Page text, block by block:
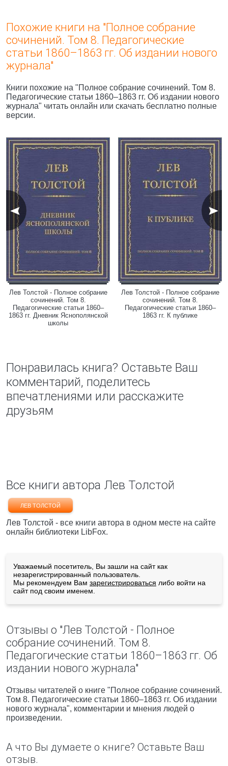
Похожие книги на "Полное собрание
сочинений. Том 8. Педагогические
статьи 1860–1863 гг. Об издании нового
журнала"
Книги похожие на "Полное собрание сочинений. Том 8.
Педагогические статьи 1860–1863 гг. Об издании нового
журнала" читать онлайн или скачать бесплатно полные
версии.
Лев Толстой - Полное собрание
сочинений. Том 8.
Педагогические статьи 1860–
1863 гг. Дневник Яснополянской
школы
Лев Толстой - Полное собрание
сочинений. Том 8.
Педагогические статьи 1860–
1863 гг. К публике
Понравилась книга? Оставьте Ваш
комментарий, поделитесь
впечатлениями или расскажите
друзьям
Все книги автора Лев Толстой
ЛЕВ ТОЛСТОЙ
Лев Толстой - все книги автора в одном месте на сайте
онлайн библиотеки LibFox.
Уважаемый посетитель, Вы зашли на сайт как
незарегистрированный пользователь.
Мы рекомендуем Вам зарегистрироваться либо войти на
сайт под своим именем.
Отзывы о "Лев Толстой - Полное
собрание сочинений. Том 8.
Педагогические статьи 1860–1863 гг. Об
издании нового журнала"
Отзывы читателей о книге "Полное собрание сочинений.
Том 8. Педагогические статьи 1860–1863 гг. Об издании
нового журнала", комментарии и мнения людей о
произведении.
А что Вы думаете о книге? Оставьте Ваш
отзыв.